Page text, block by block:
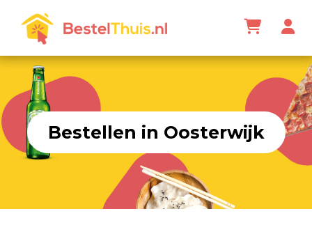
Bestellen in Oosterwijk